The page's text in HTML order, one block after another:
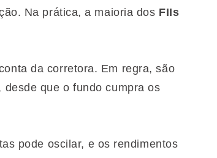
Na prática, a maioria dos FIIs
da corretora. Em regra, são
desde que o fundo cumpra os
pode oscilar, e os rendimentos